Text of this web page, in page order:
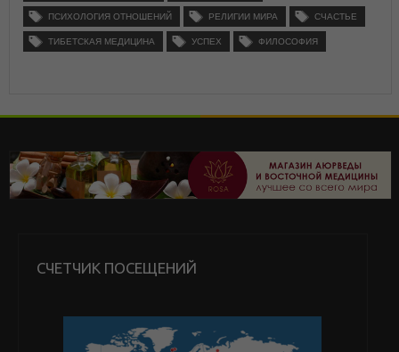
ПСИХОЛОГИЯ ОТНОШЕНИЙ РЕЛИГИИ МИРА СЧАСТЬЕ
ТИБЕТСКАЯ МЕДИЦИНА УСПЕХ ФИЛОСОФИЯ
СЧЕТЧИК ПОСЕЩЕНИЙ